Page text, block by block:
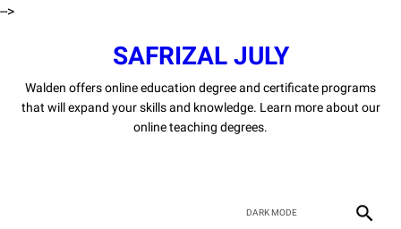
-->
SAFRIZAL JULY
Walden offers online education degree and certificate programs
that will expand your skills and knowledge. Learn more about our
online teaching degrees.